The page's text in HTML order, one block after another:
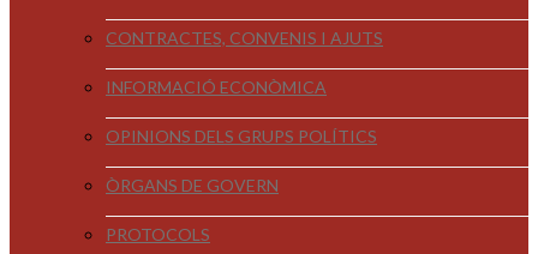
CONTRACTES, CONVENIS I AJUTS
INFORMACIÓ ECONÒMICA
OPINIONS DELS GRUPS POLÍTICS
ÒRGANS DE GOVERN
PROTOCOLS